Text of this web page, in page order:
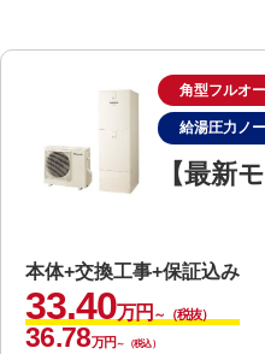
角型フルオ
給湯圧力ノ
【最新
本体+交換工事+保証込み
33.40万円 ～（税抜）
36.78万円 ～（税込）